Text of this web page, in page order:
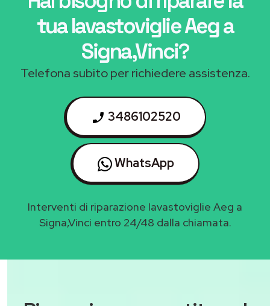
tua lavastoviglie Aeg a
Signa,Vinci?
Telefona subito per richiedere assistenza.
3486102520
WhatsApp
Interventi di riparazione lavastoviglie Aeg a
Signa,Vinci entro 24/48 dalla chiamata.